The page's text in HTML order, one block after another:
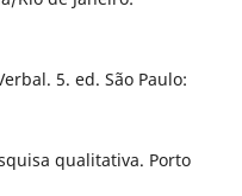
5. ed. São Paulo:
qualitativa. Porto